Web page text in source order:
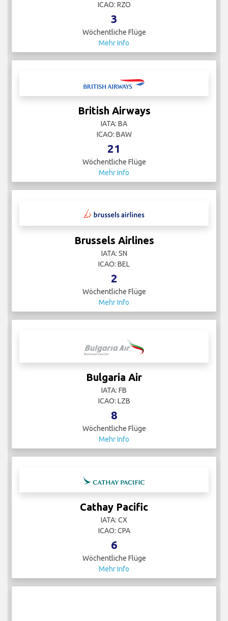
ICAO: RZO
3
Wöchentliche Flüge
Mehr Info
British Airways
IATA: BA
ICAO: BAW
21
Wöchentliche Flüge
Mehr Info
Brussels Airlines
IATA: SN
ICAO: BEL
2
Wöchentliche Flüge
Mehr Info
Bulgaria Air
IATA: FB
ICAO: LZB
8
Wöchentliche Flüge
Mehr Info
Cathay Pacific
IATA: CX
ICAO: CPA
6
Wöchentliche Flüge
Mehr Info